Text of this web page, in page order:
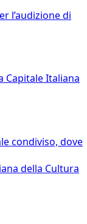
l’audizione di
Capitale Italiana
condiviso, dove
della Cultura